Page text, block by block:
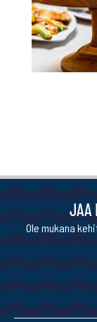
JAA
Ole mukana